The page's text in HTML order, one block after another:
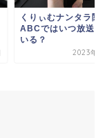
くりぃむナンタラ関
ABCではいつ放送さ
いる？
2023年4